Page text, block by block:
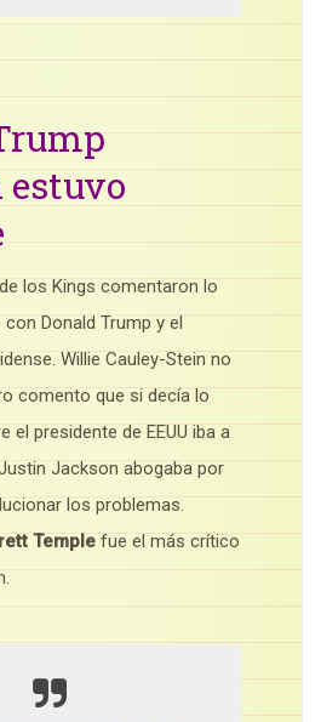
los Kings comentaron lo
Donald Trump y el
Willie Cauley-Stein no
comento que si decía lo
el presidente de EEUU iba a
Jackson abogaba por
los problemas.
Temple fue el más crítico